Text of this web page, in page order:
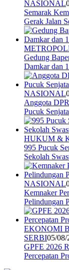
NASIONAL
Semarak
Gerak Jalan
Gedung
Damkar dan
NASIONAL
Anggota
Pucuk
HUKUM &
995 Pucuk
Sekolah
NASIONAL
Kemnaker
Pelindungan
EKONOMI
SERBI05/08/
GPFE 2026
Percepatan